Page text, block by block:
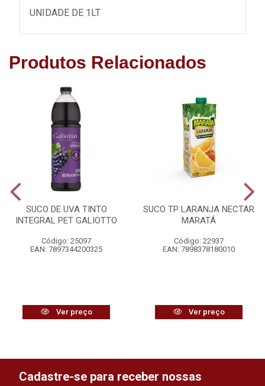
UNIDADE DE 1LT
Produtos Relacionados
SUCO DE UVA TINTO
INTEGRAL PET GALIOTTO
Código: 25097
EAN: 7897344200325
Ver preço
SUCO TP LARANJA NECTAR
MARATÁ
Código: 22937
EAN: 7898378180010
Ver preço
Cadastre-se para receber nossas